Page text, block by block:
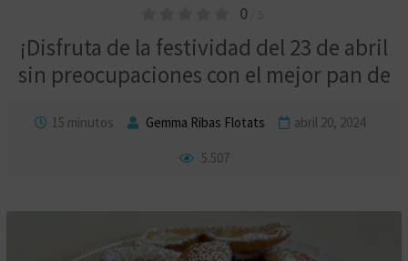
0
¡Disfruta de la festividad del 23 de abril
sin preocupaciones con el mejor pan de
15 minutos Gemma Ribas Flotats abril 20, 2024
5.507